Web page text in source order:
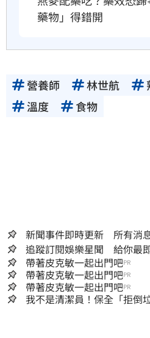
藥物」得錯開
營養師 林世航
溫度
食物
新聞事件即時更新 所有消
追蹤訂閱娛樂星聞 給你最
帶著皮克敏一起出門吧PR
帶著皮克敏一起出門吧PR
帶著皮克敏一起出門吧PR
我不是清潔員！保全「拒